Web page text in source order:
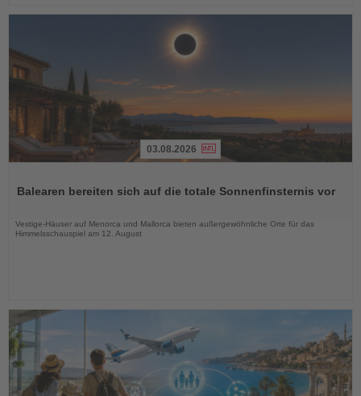
die
03.08.2026
Balearen bereiten sich auf die totale Sonnenfinsternis vor
Vestige-Häuser auf Menorca und Mallorca bieten außergewöhnliche Orte für das
Himmelsschauspiel am 12. August